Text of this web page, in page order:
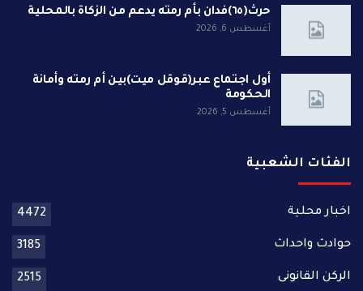
حرث(٦٥)فدان بأم رمته يدعم من الزكاة بالمحلية
أغسطس 6, 2026
أول اجتماع عبر(قوقل ميت)بين أم رمته وأمانة
الحكومة
أغسطس 5, 2026
الفئات الشعبية
اخبار محلية 4472
حوادث واحداث 3185
الركن القانونى 2515